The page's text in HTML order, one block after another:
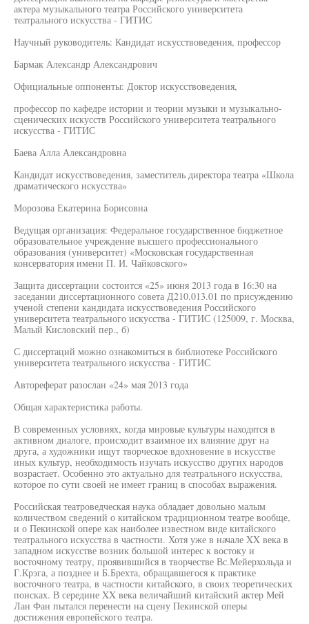
актера музыкального театра Российского университета
театрального искусства - ГИТИС
Научный руководитель: Кандидат искусствоведения, профессор
Бармак Александр Александрович
Официальные оппоненты: Доктор искусствоведения,
профессор по кафедре истории и теории музыки и музыкально-
сценических искусств Российского университета театрального
искусства - ГИТИС
Баева Алла Александровна
Кандидат искусствоведения, заместитель директора театра «Школа
драматического искусства»
Морозова Екатерина Борисовна
Ведущая организация: Федеральное государственное бюджетное
образовательное учреждение высшего профессионального
образования (университет) «Московская государственная
консерватория имени П. И. Чайковского»
Защита диссертации состоится «25» июня 2013 года в 16:30 на
заседании диссертационного совета Д210.013.01 по присуждению
ученой степени кандидата искусствоведения Российского
университета театрального искусства - ГИТИС (125009, г. Москва,
Малый Кисловский пер., б)
С диссертаций можно ознакомиться в библиотеке Российского
университета театрального искусства - ГИТИС
Автореферат разослан «24» мая 2013 года
Общая характеристика работы.
В современных условиях, когда мировые культуры находятся в
активном диалоге, происходит взаимное их влияние друг на
друга, а художники ищут творческое вдохновение в искусстве
иных культур, необходимость изучать искусство других народов
возрастает. Особенно это актуально для театрального искусства,
которое по сути своей не имеет границ в способах выражения.
Российская театроведческая наука обладает довольно малым
количеством сведений о китайском традиционном театре вообще,
и о Пекинской опере как наиболее известном виде китайского
театрального искусства в частности. Хотя уже в начале XX века в
западном искусстве возник большой интерес к востоку и
восточному театру, проявившийся в творчестве Вс.Мейерхольда и
Г.Крэга, а позднее и Б.Брехта, обращавшегося к практике
восточного театра, в частности китайского, в своих теоретических
поисках. В середине XX века величайший китайский актер Мей
Лан Фан пытался перенести на сцену Пекинской оперы
достижения европейского театра.